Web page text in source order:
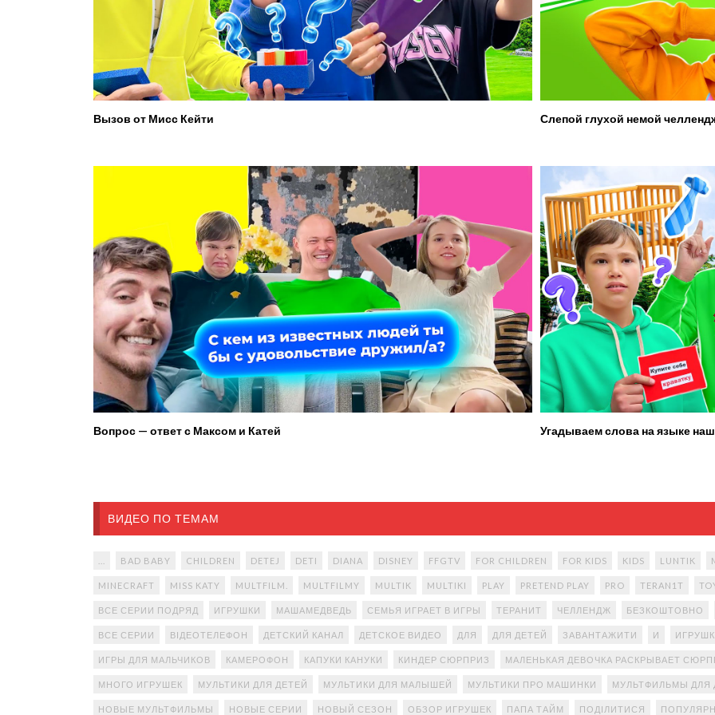
Вызов от Мисс Кейти Слепой глухой немой
Вопрос — ответ с Максом и Катей Угадываем слова на языке
ВИДЕО ПО ТЕМАМ
BAD BABY CHILDREN DETEJ DETI DIANA DISNEY FFGTV FOR CHILDREN FOR KIDS KIDS LUNTIK
MINECRAFT MISS KATY MULTFILM. MULTFILMY MULTIK MULTIKI PLAY PRETEND PLAY PRO TERAN1T
ВСЕ СЕРИИ ПОДРЯД ИГРУШКИ МАШАМЕДВЕДЬ СЕМЬЯ ИГРАЕТ В ИГРЫ ТЕРАНИТ ЧЕЛЛЕНДЖ БЕЗКОШТОВНО
ВСЕ СЕРИИ ВІДЕОТЕЛЕФОН ДЕТСКИЙ КАНАЛ ДЕТСКОЕ ВИДЕО ДЛЯ ДЛЯ ДЕТЕЙ ЗАВАНТАЖИТИ И
ИГРЫ ДЛЯ МАЛЬЧИКОВ КАМЕРОФОН КАПУКИ КАНУКИ КИНДЕР СЮРПРИЗ МАЛЕНЬКАЯ ДЕВОЧКА РАСКРЫВАЕТ
МНОГО ИГРУШЕК МУЛЬТИКИ ДЛЯ ДЕТЕЙ МУЛЬТИКИ ДЛЯ МАЛЫШЕЙ МУЛЬТИКИ ПРО МАШИНКИ МУЛЬТФИЛЬМЫ ДЛЯ
НОВЫЕ МУЛЬТФИЛЬМЫ НОВЫЕ СЕРИИ НОВЫЙ СЕЗОН ОБЗОР ИГРУШЕК ПАПА ТАЙМ ПОДІЛИТИСЯ